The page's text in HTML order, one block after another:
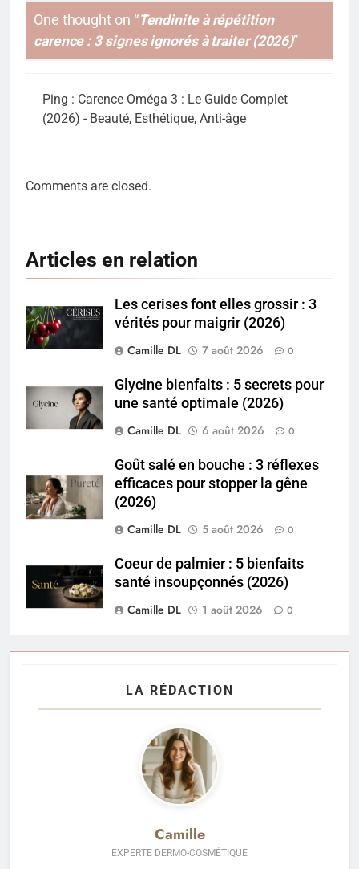
One thought on “Tendinite à répétition
carence : 3 signes ignorés à traiter (2026)”
Ping : Carence Oméga 3 : Le Guide Complet
(2026) - Beauté, Esthétique, Anti-âge
Comments are closed.
Articles en relation
Les cerises font elles grossir : 3
vérités pour maigrir (2026)
Camille DL
7 août 2026 0
Glycine bienfaits : 5 secrets pour
une santé optimale (2026)
Camille DL
6 août 2026 0
Goût salé en bouche : 3 réflexes
efficaces pour stopper la gêne
(2026)
Camille DL
5 août 2026 0
Coeur de palmier : 5 bienfaits
santé insoupçonnés (2026)
Camille DL
1 août 2026 0
LA RÉDACTION
Camille
EXPERTE DERMO-COSMÉTIQUE